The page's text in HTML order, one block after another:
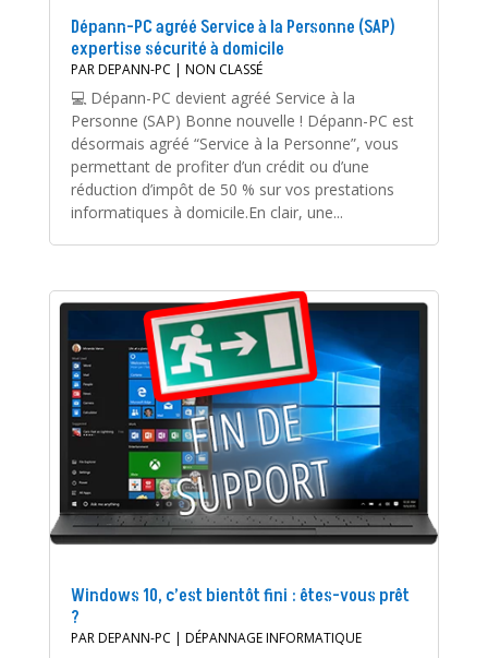
Dépann-PC agréé Service à la Personne (SAP)
expertise sécurité à domicile
PARDEPANN-PC | NON CLASSÉ
💻 Dépann-PC devient agréé Service à la
Personne (SAP) Bonne nouvelle ! Dépann-PC est
désormais agréé “Service à la Personne”, vous
permettant de profiter d’un crédit ou d’une
réduction d’impôt de 50 % sur vos prestations
informatiques à domicile.En clair, une...
Windows 10, c’est bientôt fini : êtes-vous prêt
?
PARDEPANN-PC | DÉPANNAGE INFORMATIQUE